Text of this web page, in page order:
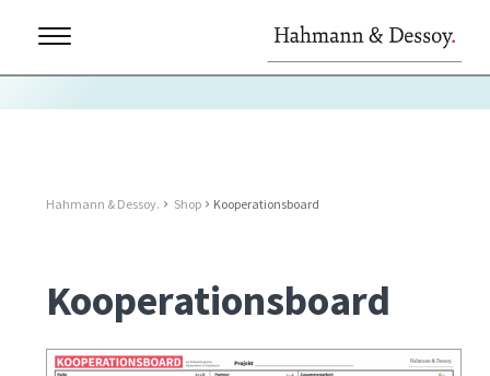
Hahmann & Dessoy. Shop Kooperationsboard
Kooperationsboard